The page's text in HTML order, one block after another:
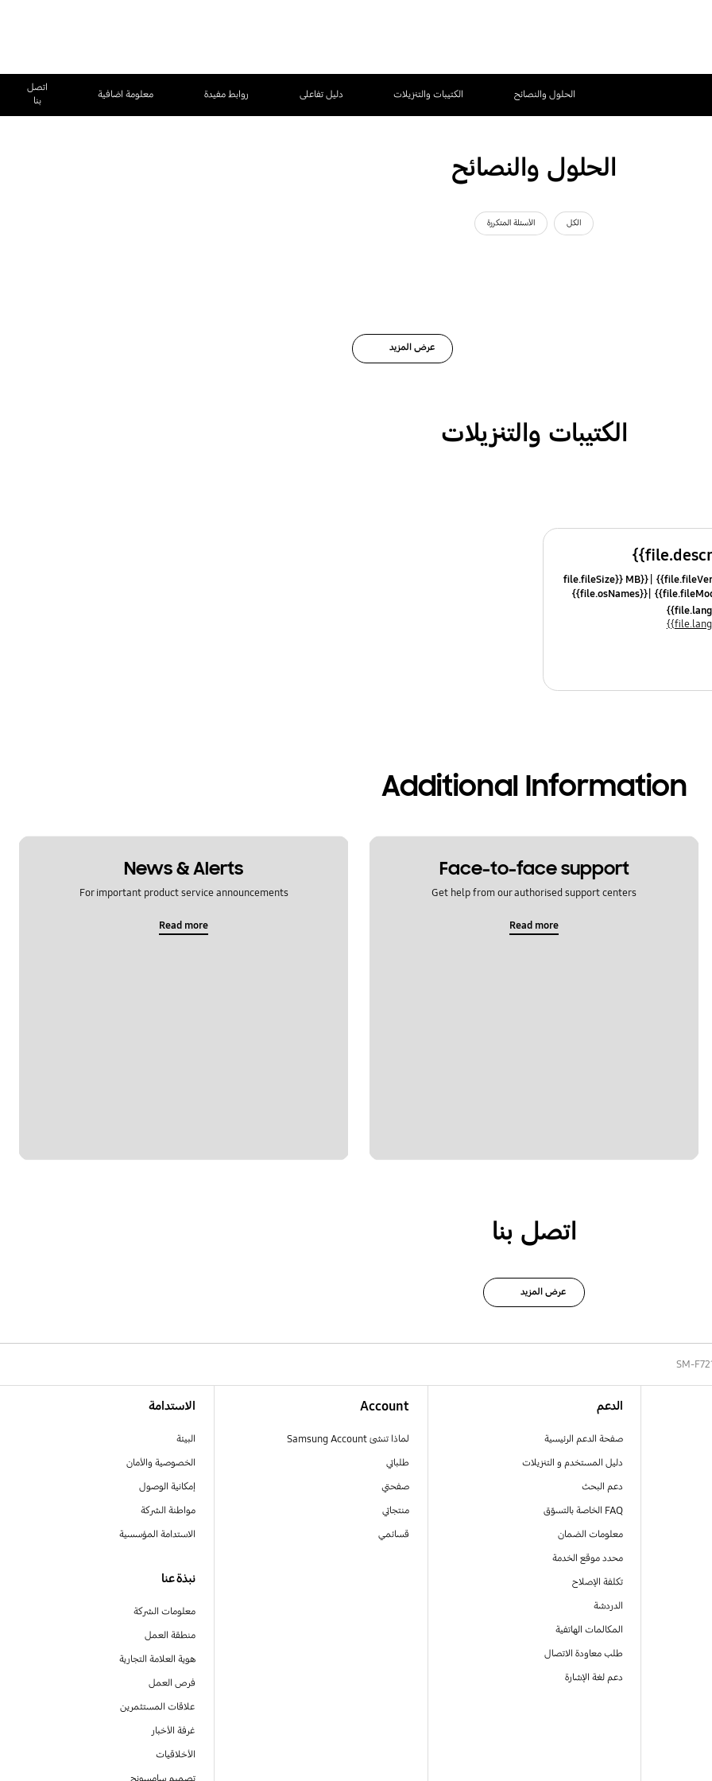
الحلول والنصائح الكتيبات والتنزيلات دليل تفاعلى روابط مفيدة معلومة اضافية
اتصل
بنا
الحلول والنصائح
الكل الأسئلة المتكررة
عرض المزيد
الكتيبات والتنزيلات
{{file.fileSize}} MB
{{file.osNames}}
Additional Information
Face-to-face support
Get help from our authorised support centers
Read more
News & Alerts
For important product service announcements
Read more
اتصل بنا
عرض المزيد
SM-
الدعم
صفحة الدعم الرئيسية
دليل المستخدم و التنزيلات
دعم البحث
FAQ الخاصة بالتسوّق
معلومات الضمان
محدد موقع الخدمة
تكلفة الإصلاح
الدردشة
المكالمات الهاتفية
طلب معاودة الاتصال
دعم لغة الإشارة
Account
لماذا تنشئ Samsung Account
طلباتي
صفحتي
منتجاتي
قسائمي
الاستدامة
البيئة
الخصوصية والأمان
إمكانية الوصول
مواطنة الشركة
الاستدامة المؤسسية
نبذة عنا
معلومات الشركة
منطقة العمل
هوية العلامة التجارية
فرص العمل
علاقات المستثمرين
غرفة الأخبار
الأخلاقيات